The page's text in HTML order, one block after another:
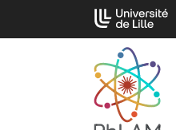
contenu
Cookies management panel